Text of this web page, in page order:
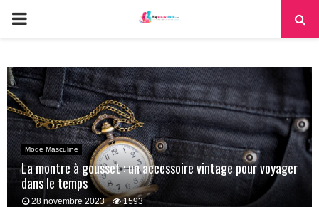
PRIMARY
Mode Masculine
La montre à gousset : un accessoire vintage pour voyager
dans le temps
28 novembre 2023 1593